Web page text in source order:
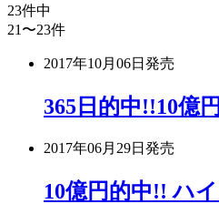
す
23件中
21〜23件
2017年10月06日 発売
365日的中!!10億
2017年06月29日 発売
10億円的中!! ハ